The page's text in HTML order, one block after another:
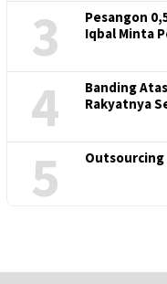
3
Pesangon
Iqbal Minta
4
Banding
Rakyatnya
5 Outsourcing